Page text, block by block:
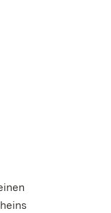
in einem neuen